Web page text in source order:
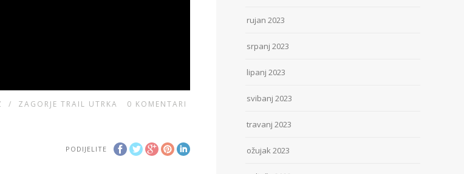
/ ZAGORJE TRAIL UTRKA 0 KOMENTARI
PODIJELITE
rujan 2023
srpanj 2023
lipanj 2023
svibanj 2023
travanj 2023
ožujak 2023